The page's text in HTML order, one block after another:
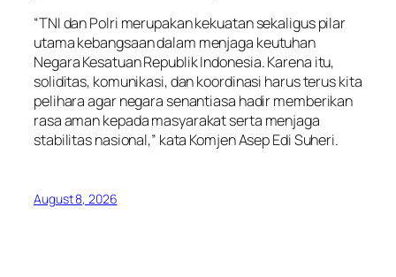
“TNI dan Polri merupakan kekuatan sekaligus pilar
utama kebangsaan dalam menjaga keutuhan
Negara Kesatuan Republik Indonesia. Karena itu,
soliditas, komunikasi, dan koordinasi harus terus kita
pelihara agar negara senantiasa hadir memberikan
rasa aman kepada masyarakat serta menjaga
stabilitas nasional,” kata Komjen Asep Edi Suheri.
August 8, 2026